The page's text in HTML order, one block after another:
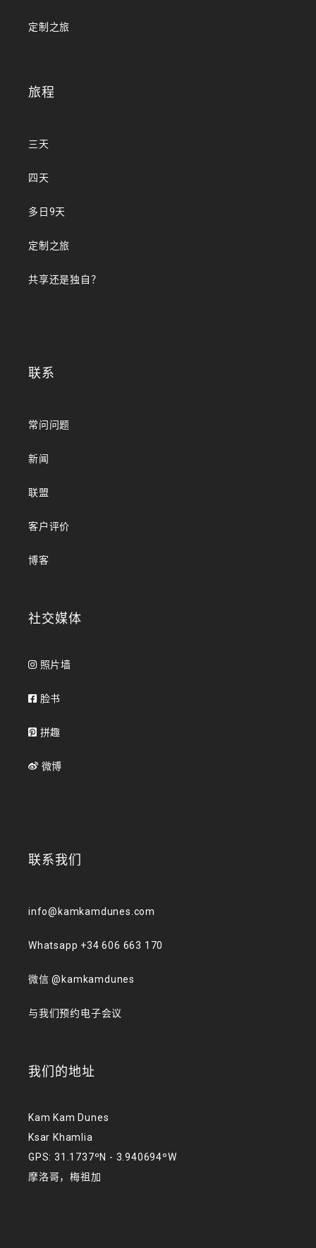
定制之旅
旅程
三天
四天
多日9天
定制之旅
共享还是独自？
联系
常问问题
新闻
联盟
客户评价
博客
社交媒体
照片墙
脸书
拼趣
微博
联系我们
info@kamkamdunes.com
Whatsapp +34 606 663 170
微信 @kamkamdunes
与我们预约电子会议
我们的地址
Kam Kam Dunes
Ksar Khamlia
GPS: 31.1737ºN - 3.940694ºW
摩洛哥，梅祖加